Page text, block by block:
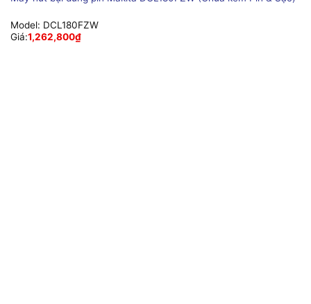
Model: DCL180FZW
Giá:1,262,800₫